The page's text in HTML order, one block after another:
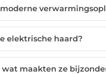
elektrische haard?
maakten ze